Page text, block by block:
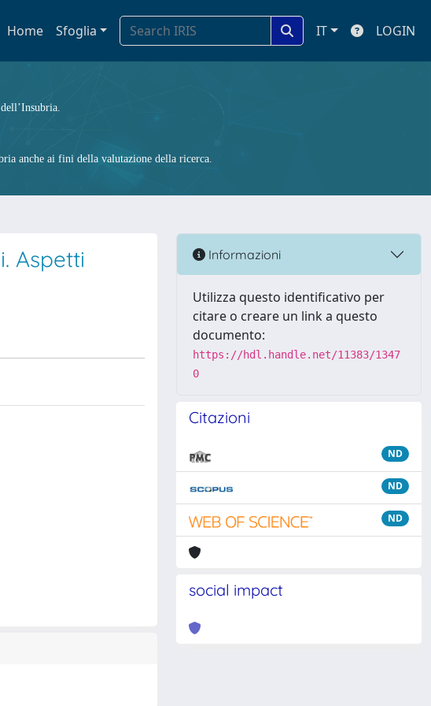
Home Sfoglia IT LOGIN
anche ai fini della valutazione della ricerca.
Aspetti
Informazioni
Utilizza questo identificativo per
citare o creare un link a questo
documento:
https://hdl.handle.net/11383/1347
0
Citazioni
ND
ND
ND
social impact